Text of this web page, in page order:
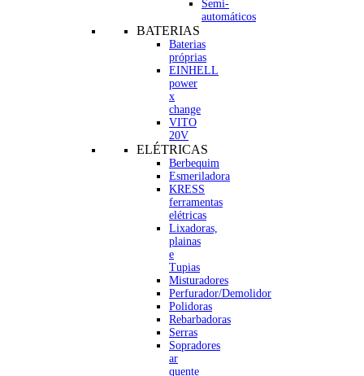
Semi-
automáticos
BATERIAS
Baterias
próprias
EINHELL
power
x
change
VITO
20V
ELÉTRICAS
Berbequim
Esmeriladora
KRESS
ferramentas
elétricas
Lixadoras,
plainas
e
Tupias
Misturadores
Perfurador/Demolidor
Polidoras
Rebarbadoras
Serras
Sopradores
ar
quente